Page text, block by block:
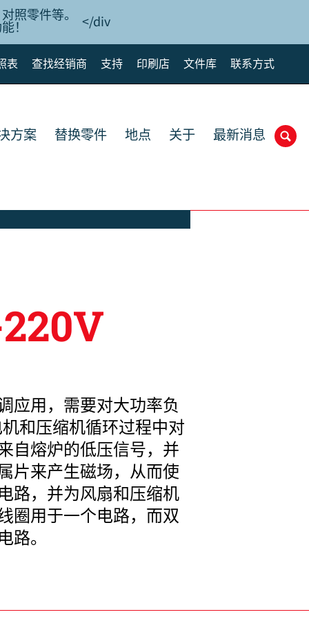
照零件等。
！ </div
表 查找经销商 支持 印刷店 文件库 联系方式
方案 替换零件 地点 关于 最新消息
应用，需要对大功率负
和压缩机循环过程中对
自熔炉的低压信号，并
片来产生磁场，从而使
路，并为风扇和压缩机
圈用于一个电路，而双
。